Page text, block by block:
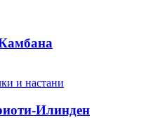
и настани
Илинден